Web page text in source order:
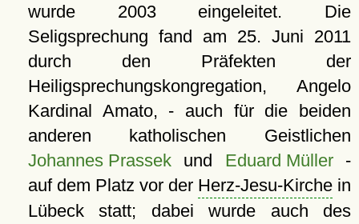
wurde 2003 eingeleitet. Die
Seligsprechung fand am 25. Juni 2011
durch den Präfekten der
Heiligsprechungskongregation, Angelo
Kardinal Amato, - auch für die beiden
anderen katholischen Geistlichen
Johannes Prassekund Eduard Müller-
auf dem Platz vor der Herz-Jesu-Kirchein
Lübeck statt; dabei wurde auch des